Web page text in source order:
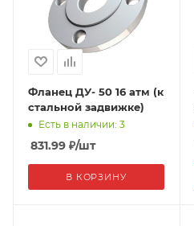
Фланец ДУ- 50 16 атм (к
стальной задвижке)
Есть в наличии: 3
831.99 ₽/шт
В КОРЗИНУ